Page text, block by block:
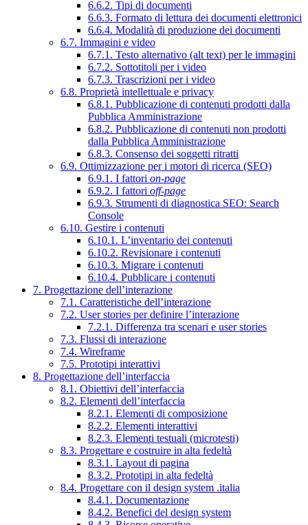
6.6.2. Tipi di documenti
6.6.3. Formato di lettura dei documenti elettronici
6.6.4. Modalità di produzione dei documenti
6.7. Immagini e video
6.7.1. Testo alternativo (alt text) per le immagini
6.7.2. Sottotitoli per i video
6.7.3. Trascrizioni per i video
6.8. Proprietà intellettuale e privacy
6.8.1. Pubblicazione di contenuti prodotti dalla
Pubblica Amministrazione
6.8.2. Pubblicazione di contenuti non prodotti
dalla Pubblica Amministrazione
6.8.3. Consenso dei soggetti ritratti
6.9. Ottimizzazione per i motori di ricerca (SEO)
6.9.1. I fattori on-page
6.9.2. I fattori off-page
6.9.3. Strumenti di diagnostica SEO: Search
Console
6.10. Gestire i contenuti
6.10.1. L’inventario dei contenuti
6.10.2. Revisionare i contenuti
6.10.3. Migrare i contenuti
6.10.4. Pubblicare i contenuti
7. Progettazione dell’interazione
7.1. Caratteristiche dell’interazione
7.2. User stories per definire l’interazione
7.2.1. Differenza tra scenari e user stories
7.3. Flussi di interazione
7.4. Wireframe
7.5. Prototipi interattivi
8. Progettazione dell’interfaccia
8.1. Obiettivi dell’interfaccia
8.2. Elementi dell’interfaccia
8.2.1. Elementi di composizione
8.2.2. Elementi interattivi
8.2.3. Elementi testuali (microtesti)
8.3. Progettare e costruire in alta fedeltà
8.3.1. Layout di pagina
8.3.2. Prototipi in alta fedeltà
8.4. Progettare con il design system .italia
8.4.1. Documentazione
8.4.2. Benefici del design system